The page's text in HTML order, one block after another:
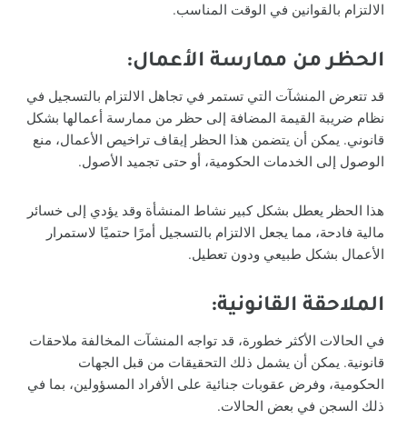
الالتزام بالقوانين في الوقت المناسب.
الحظر من ممارسة الأعمال:
قد تتعرض المنشآت التي تستمر في تجاهل الالتزام بالتسجيل في
نظام ضريبة القيمة المضافة إلى حظر من ممارسة أعمالها بشكل
قانوني. يمكن أن يتضمن هذا الحظر إيقاف تراخيص الأعمال، منع
الوصول إلى الخدمات الحكومية، أو حتى تجميد الأصول.
هذا الحظر يعطل بشكل كبير نشاط المنشأة وقد يؤدي إلى خسائر
مالية فادحة، مما يجعل الالتزام بالتسجيل أمرًا حتميًا لاستمرار
الأعمال بشكل طبيعي ودون تعطيل.
الملاحقة القانونية:
في الحالات الأكثر خطورة، قد تواجه المنشآت المخالفة ملاحقات
قانونية. يمكن أن يشمل ذلك التحقيقات من قبل الجهات
الحكومية، وفرض عقوبات جنائية على الأفراد المسؤولين، بما في
ذلك السجن في بعض الحالات.